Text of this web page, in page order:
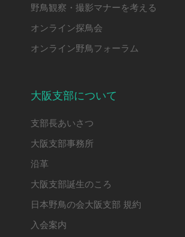
野鳥観察・撮影マナーを考える
オンライン探鳥会
オンライン野鳥フォーラム
大阪支部について
支部長あいさつ
大阪支部事務所
沿革
大阪支部誕生のころ
日本野鳥の会大阪支部 規約
入会案内